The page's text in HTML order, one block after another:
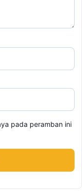
pada peramban ini